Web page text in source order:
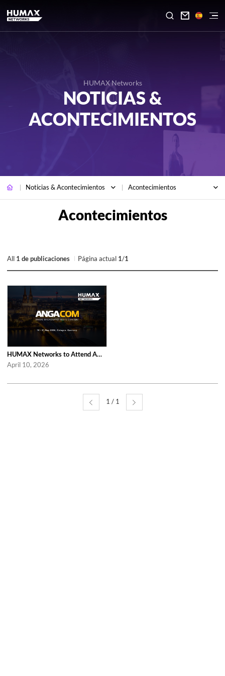

HUMAX Networks
NOTICIAS &
ACONTECIMIENTOS
Noticias & Acontecimientos Acontecimientos
All 1 de publicaciones Página actual 1/1
HUMAX Networks to Attend ANGA COM 2026
April 10, 2026
1 / 1